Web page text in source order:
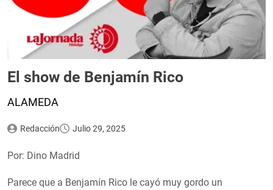
El show de Benjamín Rico
ALAMEDA
Redacción Julio 29, 2025
Por: Dino Madrid
Parece que a Benjamín Rico le cayó muy gordo un